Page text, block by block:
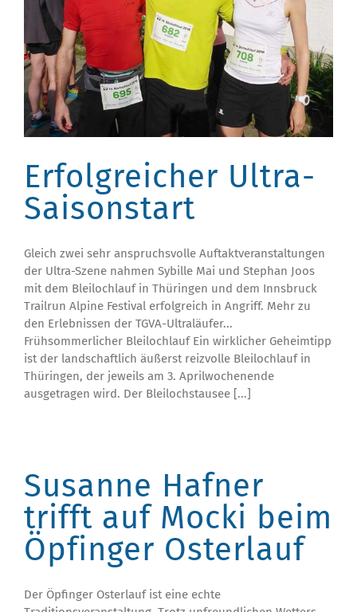
Erfolgreicher Ultra-
Saisonstart
Gleich zwei sehr anspruchsvolle Auftaktveranstaltungen
der Ultra-Szene nahmen Sybille Mai und Stephan Joos
mit dem Bleilochlauf in Thüringen und dem Innsbruck
Trailrun Alpine Festival erfolgreich in Angriff. Mehr zu
den Erlebnissen der TGVA-Ultraläufer...
Frühsommerlicher Bleilochlauf Ein wirklicher Geheimtipp
ist der landschaftlich äußerst reizvolle Bleilochlauf in
Thüringen, der jeweils am 3. Aprilwochenende
ausgetragen wird. Der Bleilochstausee [...]
Susanne Hafner
trifft auf Mocki beim
Öpfinger Osterlauf
Der Öpfinger Osterlauf ist eine echte